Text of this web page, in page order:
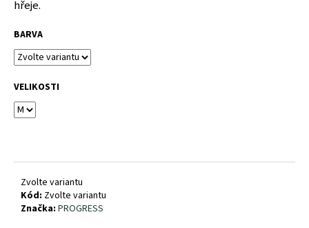
hřeje.
BARVA
VELIKOSTI
Zvolte variantu
Kód: Zvolte variantu
Značka: PROGRESS
D
p
o
r
u
č
u
m
e